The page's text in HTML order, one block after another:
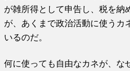
が雑所得として申告し、税を納
が、あくまで政治活動に使うカ
いるのだ。
何に使っても自由なカネが、な